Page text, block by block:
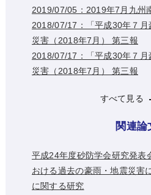
2019/07/05：2019年7月九
2018/07/17：「平成30年７月
災害（2018年7月） 第三報
2018/07/17：「平成30年７月
災害（2018年7月） 第三報
すべて見る
関連論
平成24年度砂防学会研究発
おける過去の豪雨・地震災害
に関する研究